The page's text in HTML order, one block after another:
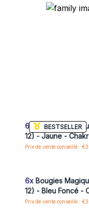
BESTSELLER
6x Bougies
12) - Jaune -
Prix de vente conseillé :
6x Bougies
12) - Bleu Foncé -
Prix de vente conseillé :